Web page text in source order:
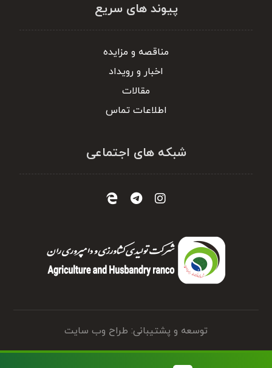
پیوند های سریع
مناقصه و مزایده
اخبار و رویداد
مقالات
اطلاعات تماس
شبکه های اجتماعی
توسعه و پشتیبانی: طراح وب سایت